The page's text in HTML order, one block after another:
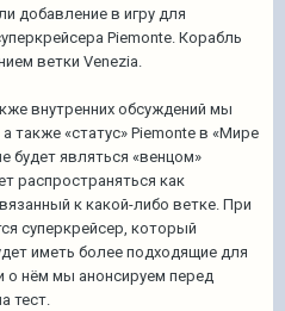
добавление в игру для
Piemonte. Корабль
ветки Venezia.
внутренних обсуждений мы
также «статус» Piemonte в «Мире
будет являться «венцом»
распространяться как
к какой-либо ветке. При
суперкрейсер, который
иметь более подходящие для
о нём мы анонсируем перед
тест.